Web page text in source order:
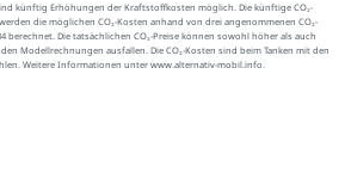
künftig Erhöhungen der Kraftstoffkosten möglich. Die künftige CO₂-
die möglichen CO₂-Kosten anhand von drei angenommenen CO₂-
berechnet. Die tatsächlichen CO₂-Preise können sowohl höher als auch
Modellrechnungen ausfallen. Die CO₂-Kosten sind beim Tanken mit den
Weitere Informationen unter www.alternativ-mobil.info.